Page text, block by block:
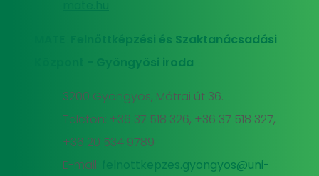
MATE Felnőttképzési és Szaktanácsadási
Központ - Gyöngyösi iroda
3200 Gyöngyös, Mátrai út 36.
Telefon: +36 37 518 326, +36 37 518 327,
+36 20 534 9789
E-mail:
felnottkepzes.gyongyos@uni-